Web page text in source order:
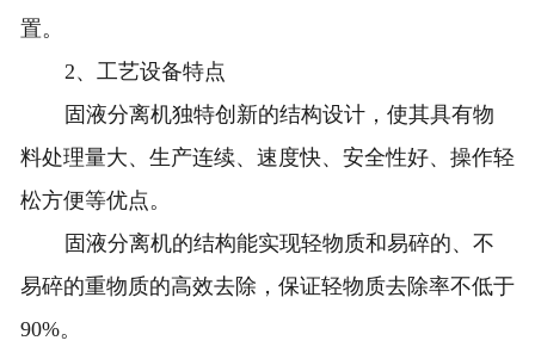
置。
2、工艺设备特点
固液分离机独特创新的结构设计，使其具有物
料处理量大、生产连续、速度快、安全性好、操作轻
松方便等优点。
固液分离机的结构能实现轻物质和易碎的、不
易碎的重物质的高效去除，保证轻物质去除率不低于
90%。